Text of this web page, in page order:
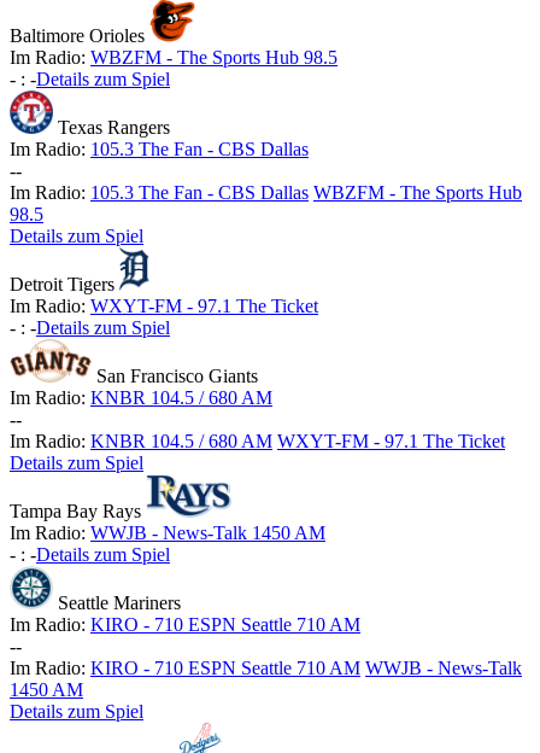
Baltimore Orioles
Im Radio: WBZFM - The Sports Hub 98.5
- : -Details zum Spiel
Texas Rangers
Im Radio: 105.3 The Fan - CBS Dallas
--
Im Radio: 105.3 The Fan - CBS Dallas WBZFM - The Sports Hub
98.5
Details zum Spiel
Detroit Tigers
Im Radio: WXYT-FM - 97.1 The Ticket
- : -Details zum Spiel
San Francisco Giants
Im Radio: KNBR 104.5 / 680 AM
--
Im Radio: KNBR 104.5 / 680 AM WXYT-FM - 97.1 The Ticket
Details zum Spiel
Tampa Bay Rays
Im Radio: WWJB - News-Talk 1450 AM
- : -Details zum Spiel
Seattle Mariners
Im Radio: KIRO - 710 ESPN Seattle 710 AM
--
Im Radio: KIRO - 710 ESPN Seattle 710 AM WWJB - News-Talk
1450 AM
Details zum Spiel